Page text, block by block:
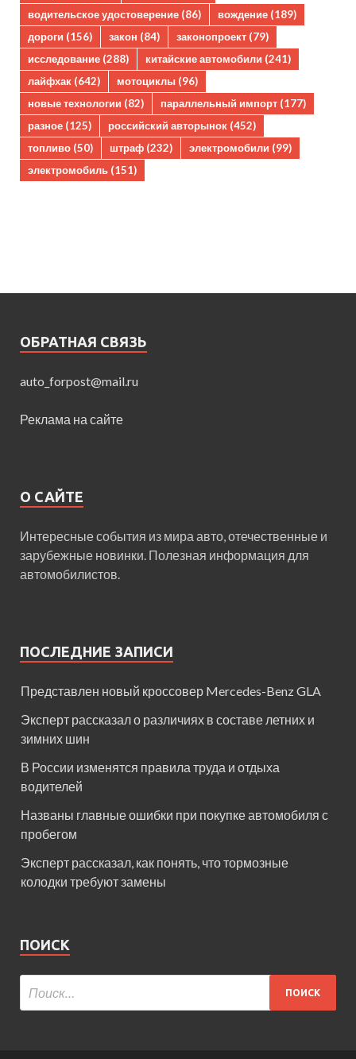
водительское удостоверение (86) вождение (189)
дороги (156) закон (84) законопроект (79)
исследование (288) китайские автомобили (241)
лайфхак (642) мотоциклы (96)
новые технологии (82) параллельный импорт (177)
разное (125) российский авторынок (452)
топливо (50) штраф (232) электромобили (99)
электромобиль (151)
ОБРАТНАЯ СВЯЗЬ
auto_forpost@mail.ru
Реклама на сайте
О САЙТЕ
Интересные события из мира авто, отечественные и
зарубежные новинки. Полезная информация для
автомобилистов.
ПОСЛЕДНИЕ ЗАПИСИ
Представлен новый кроссовер Mercedes-Benz GLA
Эксперт рассказал о различиях в составе летних и
зимних шин
В России изменятся правила труда и отдыха
водителей
Названы главные ошибки при покупке автомобиля с
пробегом
Эксперт рассказал, как понять, что тормозные
колодки требуют замены
ПОИСК